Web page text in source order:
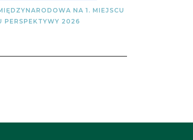
NA 1. MIEJSCU
PERSPEKTYWY 2026